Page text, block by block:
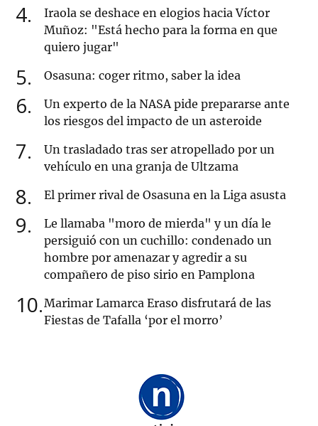
4
Iraola se deshace en elogios hacia Víctor
Muñoz: "Está hecho para la forma en que
quiero jugar"
5 Osasuna: coger ritmo, saber la idea
6
Un experto de la NASA pide prepararse ante
los riesgos del impacto de un asteroide
7
Un trasladado tras ser atropellado por un
vehículo en una granja de Ultzama
8 El primer rival de Osasuna en la Liga asusta
9
Le llamaba "moro de mierda" y un día le
persiguió con un cuchillo: condenado un
hombre por amenazar y agredir a su
compañero de piso sirio en Pamplona
10 Marimar Lamarca Eraso disfrutará de las
Fiestas de Tafalla ‘por el morro’